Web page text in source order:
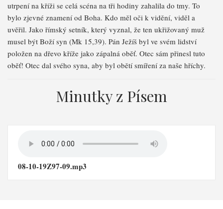
utrpení na kříži se celá scéna na tři hodiny zahalila do tmy. To
bylo zjevné znamení od Boha. Kdo měl oči k vidění, viděl a
uvěřil. Jako římský setník, který vyznal, že ten ukřižovaný muž
musel být Boží syn (Mk 15,39). Pán Ježíš byl ve svém lidství
položen na dřevo kříže jako zápalná oběť. Otec sám přinesl tuto
oběť! Otec dal svého syna, aby byl obětí smíření za naše hříchy.
Minutky z Písem
08-10-19Z97-09.mp3